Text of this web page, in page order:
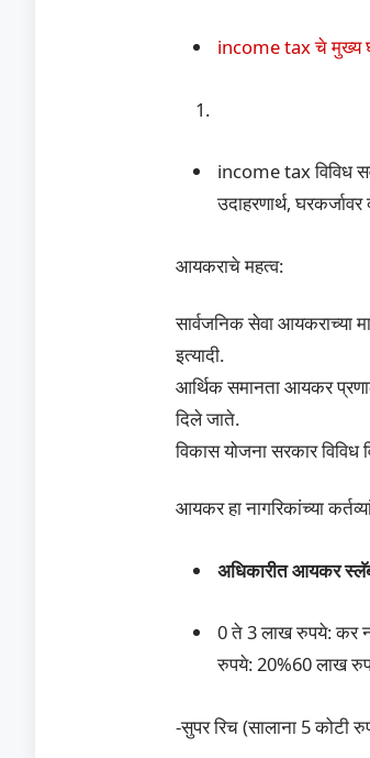
income tax चे मुख्य
income tax विविध
उदाहरणार्थ,
आयकराचे महत्व:
सार्वजनिक सेवा आयकराच्या
इत्यादी.
आर्थिक समानता आयकर
दिले जाते.
विकास योजना सरकार
आयकर हा नागरिकांच्या
अधिकारीत आयकर
0 ते 3 लाख रुपये: कर
रुपये: 20%60 लाख
-सुपर रिच (सालाना 5 कोटी